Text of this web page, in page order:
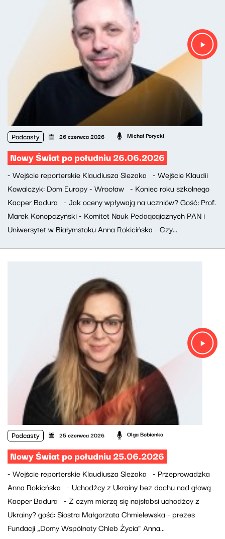
Podcasty 26 czerwca 2026 Michał Porycki
Nowy Świat po południu 26.06.2026
- Wejście reporterskie Klaudiusza Slezaka - Wejście Klaudii
Kowalczyk: Dom Europy - Wrocław - Koniec roku szkolnego
Kacper Badura - Jak oceny wpływają na uczniów? Gość: Prof.
Marek Konopczyński - Komitet Nauk Pedagogicznych PAN i
Uniwersytet w Białymstoku Anna Rokicińska - Czy...
Podcasty 25 czerwca 2026 Olga Bobienko
Nowy Świat po południu 25.06.2026
- Wejście reporterskie Klaudiusza Slezaka - Przeprowadzka
Anna Rokicńska - Uchodźcy z Ukrainy bez dachu nad głową
Kacper Badura - Z czym mierzą się najsłabsi uchodźcy z
Ukrainy? gość: Siostra Małgorzata Chmielewska - prezes
Fundacji „Domy Wspólnoty Chleb Życia” Anna...